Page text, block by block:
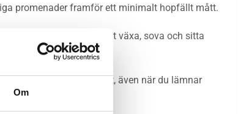
Om
promenader framför ett minimalt hopfällt mått.
barnet gott om plats att växa, sova och sitta
rullar lätt och stabilt, även när du lämnar